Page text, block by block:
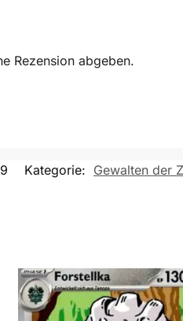
Rezension abgeben.
Kategorie: Gewalten der